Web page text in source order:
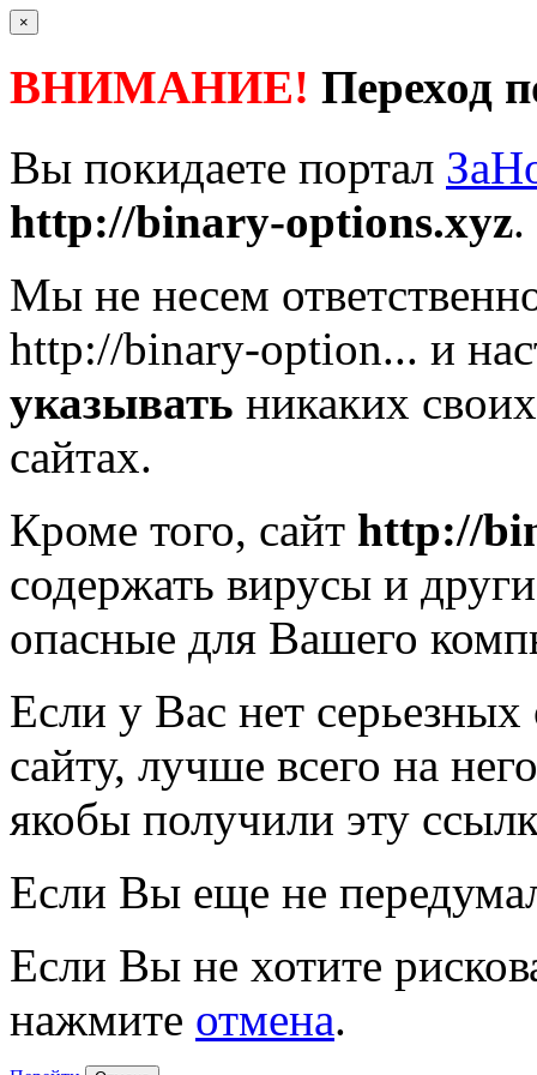
×
ВНИМАНИЕ! Переход
Вы покидаете портал
http://binary-options.xyz.
Мы не несем
http://binary-option... и
указывать никаких
сайтах.
Кроме того, сайт http://
содержать вирусы и
опасные для Вашего
Если у Вас нет
сайту, лучше всего на
якобы получили эту
Если Вы еще не
Если Вы не хотите
нажмите отмена.